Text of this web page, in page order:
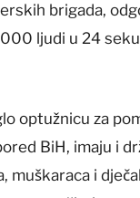
brigada,
ljudi u 24
optužnicu za
BiH, imaju i
muškaraca i